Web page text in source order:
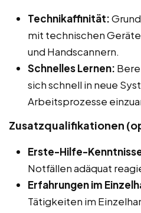
Technikaffinität:
mit technischen
und Handscannern.
Schnelles Lernen:
sich schnell in neue
Arbeitsprozesse
Zusatzqualifikationen
Erste-Hilfe-
Notfällen adäquat
Erfahrungen im
Tätigkeiten im